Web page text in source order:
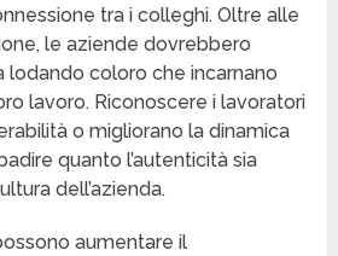
tra i colleghi. Oltre alle
le aziende dovrebbero
lodando coloro che incarnano
lavoro. Riconoscere i lavoratori
o migliorano la dinamica
quanto l’autenticità sia
dell’azienda.
aumentare il